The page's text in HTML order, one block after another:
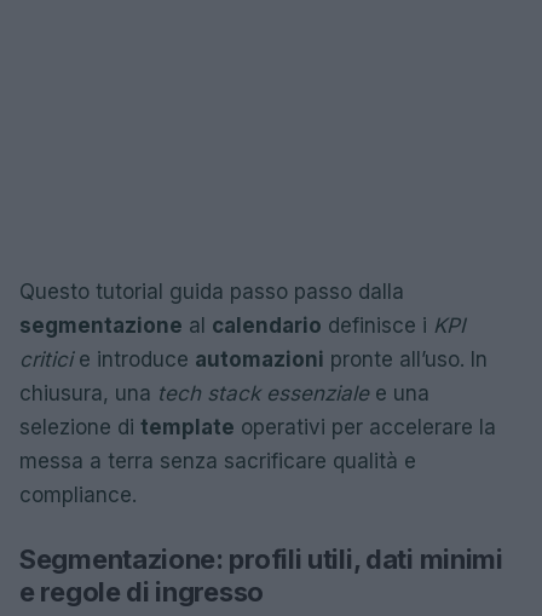
Questo tutorial guida passo passo dalla
segmentazione al calendario definisce i KPI
criticie introduce automazioni pronte all’uso. In
chiusura, una tech stack essenzialee una
selezione di template operativi per accelerare la
messa a terra senza sacrificare qualità e
compliance.
Segmentazione: profili utili, dati minimi
e regole di ingresso